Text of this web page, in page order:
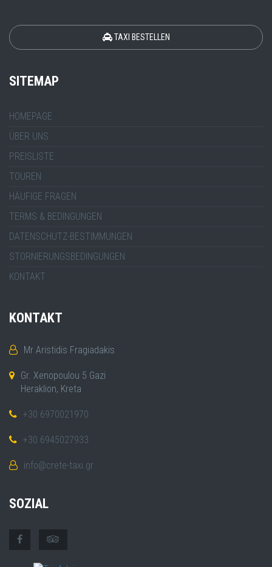
TAXI BESTELLEN
SITEMAP
HOMEPAGE
ÜBER UNS
PREISLISTE
TOUREN
HÄUFIGE FRAGEN
TERMS & BEDINGUNGEN
DATENSCHUTZ-BESTIMMUNGEN
STORNIERUNGSBEDINGUNGEN
KONTAKT
KONTAKT
Mr Aristidis Fragiadakis
Gr. Xenopoulou 5 Gazi
Heraklion, Kreta
+30 6970021970
+30 6945027933
info@crete-taxi.gr
SOZIAL